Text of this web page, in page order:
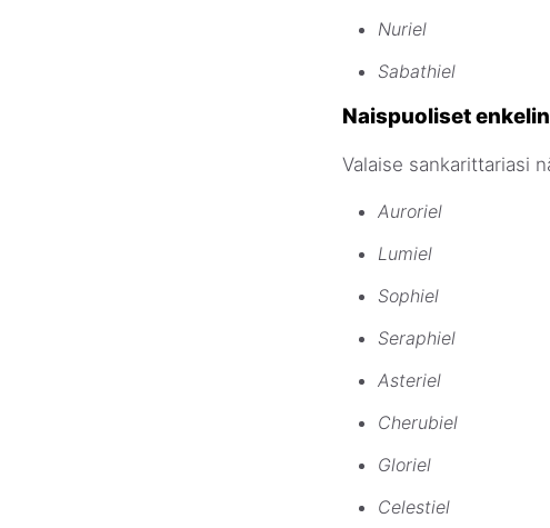
Nuriel
Sabathiel
Naispuoliset
Valaise sankarittariasi
Auroriel
Lumiel
Sophiel
Seraphiel
Asteriel
Cherubiel
Gloriel
Celestiel